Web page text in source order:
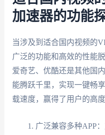
加速器的功能
当涉及到适合国内视频的
广泛的功能和高效的性能
爱奇艺、优酷还是其他国
能腾跃千里，实现一键畅
载速度，赢得了用户的高
广泛兼容多种APP